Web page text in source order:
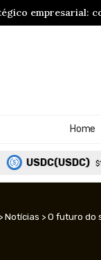
empresarial:
Home
$1.00
> Notícias > O futuro do